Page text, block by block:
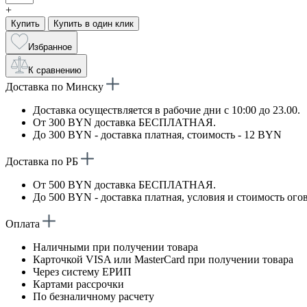
+
Купить Купить в один клик
Избранное
К сравнению
Доставка по Минску
Доставка осуществляется в рабочие дни с 10:00 до 23.00.
От 300 BYN доставка БЕСПЛАТНАЯ.
До 300 BYN - доставка платная, стоимость - 12 BYN
Доставка по РБ
От 500 BYN доставка БЕСПЛАТНАЯ.
До 500 BYN - доставка платная, условия и стоимость
Оплата
Наличными при получении товара
Карточкой VISA или MasterCard при получении товара
Через систему ЕРИП
Картами рассрочки
По безналичному расчету